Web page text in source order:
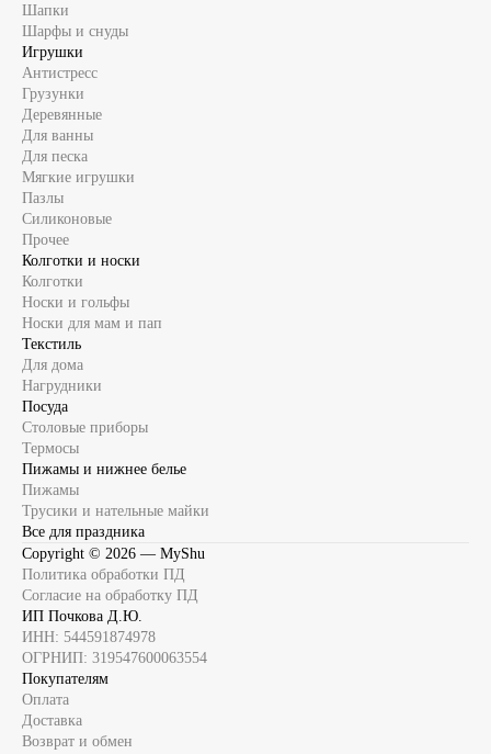
Шапки
Шарфы и снуды
Игрушки
Антистресс
Грузунки
Деревянные
Для ванны
Для песка
Мягкие игрушки
Пазлы
Силиконовые
Прочее
Колготки и носки
Колготки
Носки и гольфы
Носки для мам и пап
Текстиль
Для дома
Нагрудники
Посуда
Столовые приборы
Термосы
Пижамы и нижнее белье
Пижамы
Трусики и нательные майки
Все для праздника
Copyright © 2026 — MyShu
Политика обработки ПД
Согласие на обработку ПД
ИП Почкова Д.Ю.
ИНН: 544591874978
ОГРНИП: 319547600063554
Покупателям
Оплата
Доставка
Возврат и обмен